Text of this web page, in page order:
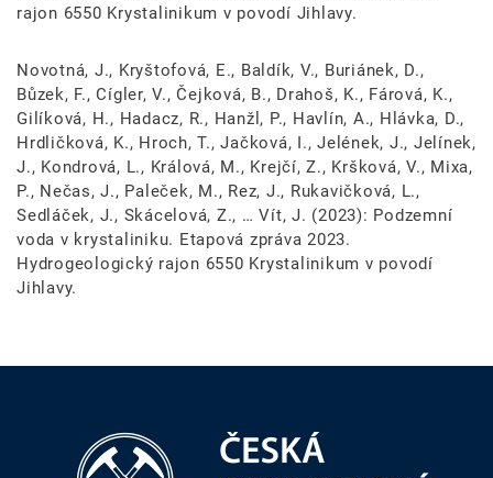
rajon 6550 Krystalinikum v povodí Jihlavy.
Novotná, J., Kryštofová, E., Baldík, V., Buriánek, D.,
Bůzek, F., Cígler, V., Čejková, B., Drahoš, K., Fárová, K.,
Gilíková, H., Hadacz, R., Hanžl, P., Havlín, A., Hlávka, D.,
Hrdličková, K., Hroch, T., Jačková, I., Jelének, J., Jelínek,
J., Kondrová, L., Králová, M., Krejčí, Z., Kršková, V., Mixa,
P., Nečas, J., Paleček, M., Rez, J., Rukavičková, L.,
Sedláček, J., Skácelová, Z., … Vít, J. (2023): Podzemní
voda v krystaliniku. Etapová zpráva 2023.
Hydrogeologický rajon 6550 Krystalinikum v povodí
Jihlavy.